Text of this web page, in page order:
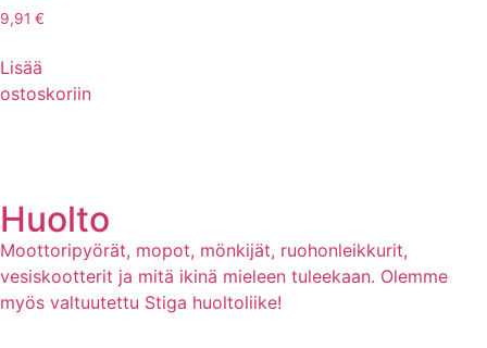
9,91 €
Lisää
ostoskoriin
Huolto
Moottoripyörät, mopot, mönkijät, ruohonleikkurit,
vesiskootterit ja mitä ikinä mieleen tuleekaan. Olemme
myös valtuutettu Stiga huoltoliike!